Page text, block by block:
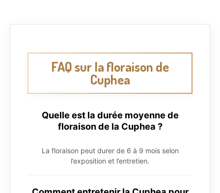
FAQ sur la floraison de
Cuphea
Quelle est la durée moyenne de
floraison de la Cuphea ?
La floraison peut durer de 6 à 9 mois selon
l’exposition et l’entretien.